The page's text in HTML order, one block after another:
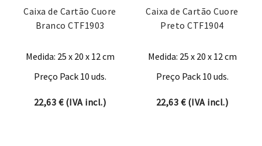
Caixa de Cartão Cuore
Branco CTF1903
Medida: 25 x 20 x 12 cm
Preço Pack 10 uds.
22,63 €(IVA incl.)
Caixa de Cartão Cuore
Preto CTF1904
Medida: 25 x 20 x 12 cm
Preço Pack 10 uds.
22,63 €(IVA incl.)